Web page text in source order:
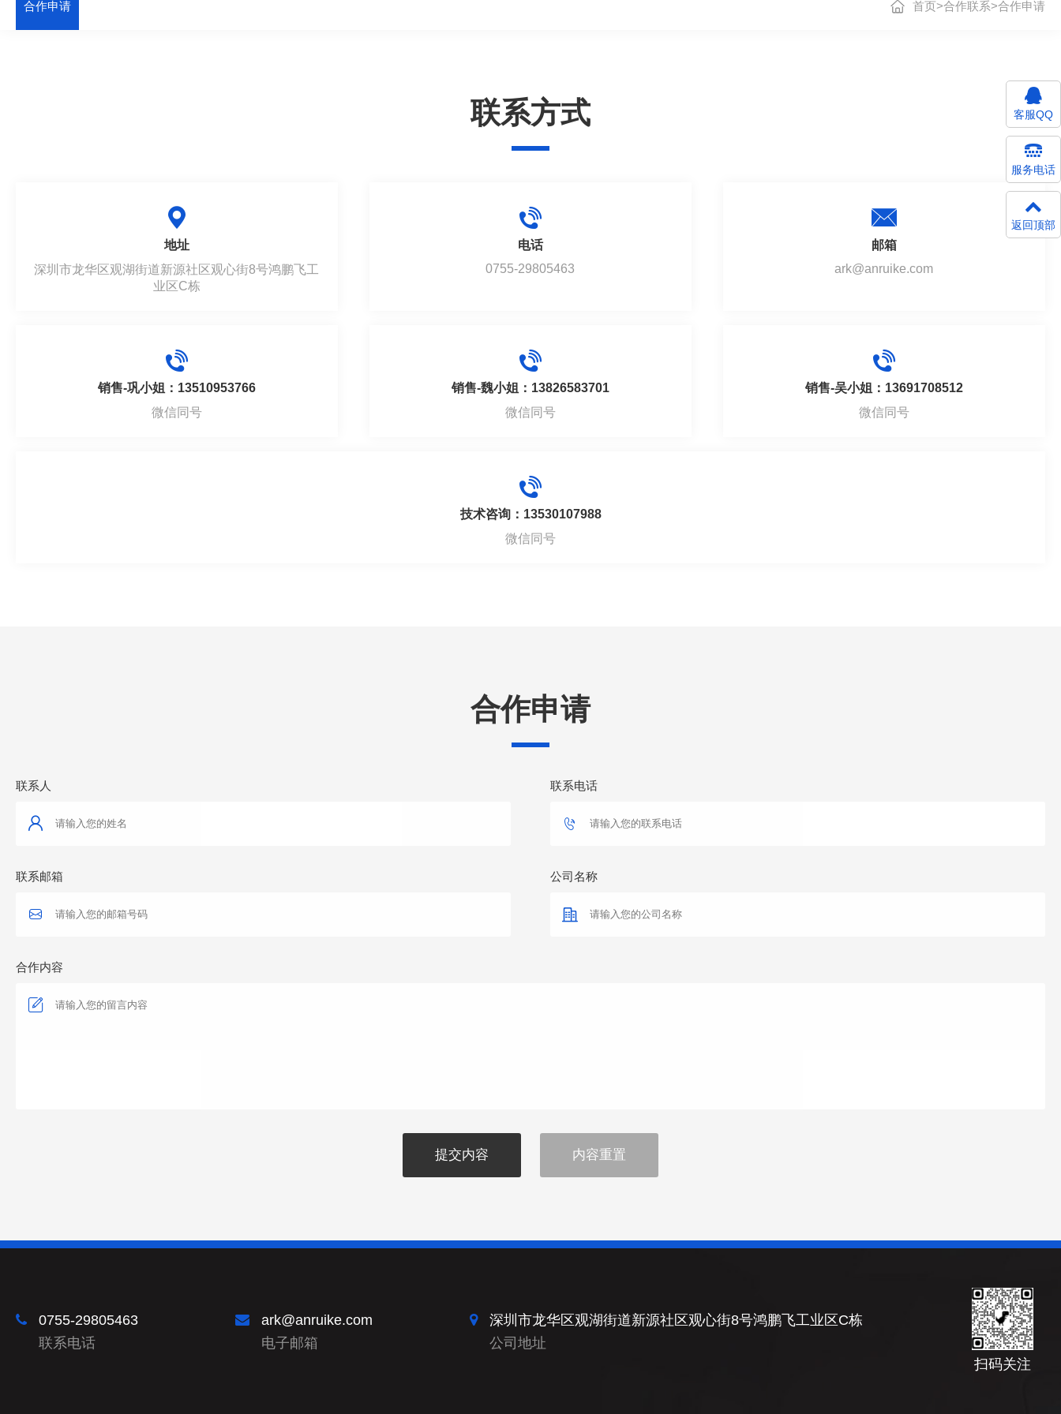
合作申请 首页>合作联系>合作申请
联系方式
地址
深圳市龙华区观湖街道新源社区观心街8号鸿鹏飞工
业区C栋
电话
0755-29805463
邮箱
ark@anruike.com
销售-巩小姐：13510953766
微信同号
销售-魏小姐：13826583701
微信同号
销售-吴小姐：13691708512
微信同号
技术咨询：13530107988
微信同号
合作申请
联系人 联系电话
联系邮箱 公司名称
合作内容
提交内容 内容重置
0755-29805463
联系电话
ark@anruike.com
电子邮箱
深圳市龙华区观湖街道新源社区观心街8号鸿鹏飞工业区C栋
公司地址
扫码关注
客服QQ
服务电话
返回顶部